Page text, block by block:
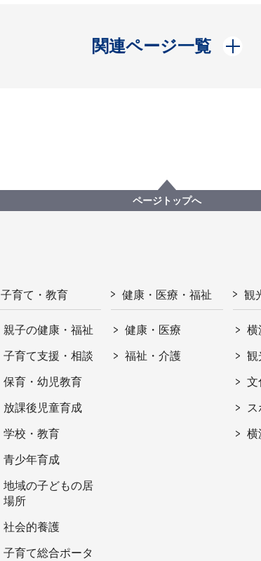
関連ページ一覧
開く
ページトップへ
子育て・教育
親子の健康・福祉
子育て支援・相談
保育・幼児教育
放課後児童育成
学校・教育
青少年育成
地域の子どもの居
場所
社会的養護
子育て総合ポータ
健康・医療・福祉
健康・医療
福祉・介護
観
横
観
文
横